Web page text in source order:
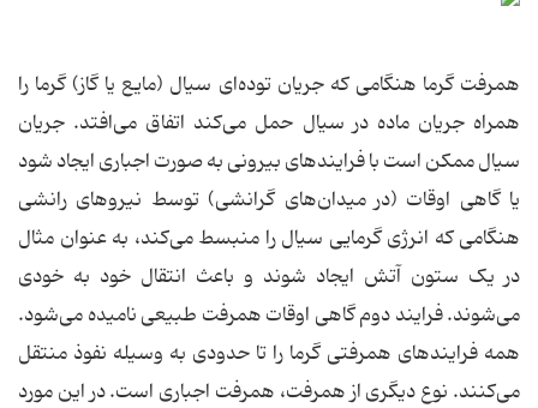
همرفت گرما هنگامی که جریان توده‌ای سیال (مایع یا گاز) گرما را
همراه جریان ماده در سیال حمل می‌کند اتفاق می‌افتد. جریان
سیال ممکن است با فرایندهای بیرونی به صورت اجباری ایجاد شود
یا گاهی اوقات (در میدان‌های گرانشی) توسط نیروهای رانشی
هنگامی که انرژی گرمایی سیال را منبسط می‌کند، به عنوان مثال
در یک ستون آتش ایجاد شوند و باعث انتقال خود به خودی
می‌شوند. فرایند دوم گاهی اوقات همرفت طبیعی نامیده می‌شود.
همه فرایندهای همرفتی گرما را تا حدودی به وسیله نفوذ منتقل
می‌کنند. نوع دیگری از همرفت، همرفت اجباری است. در این مورد